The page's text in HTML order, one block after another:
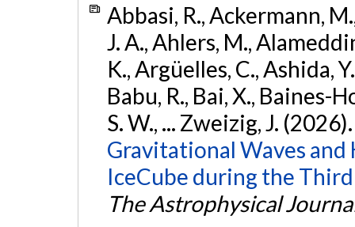
Abbasi, R., Ackermann,
J. A., Ahlers, M.,
K., Argüelles, C., Ashida,
Babu, R., Bai, X., Baines-
S. W., ... Zweizig, J.
Gravitational Waves
IceCube during the
The Astrophysical